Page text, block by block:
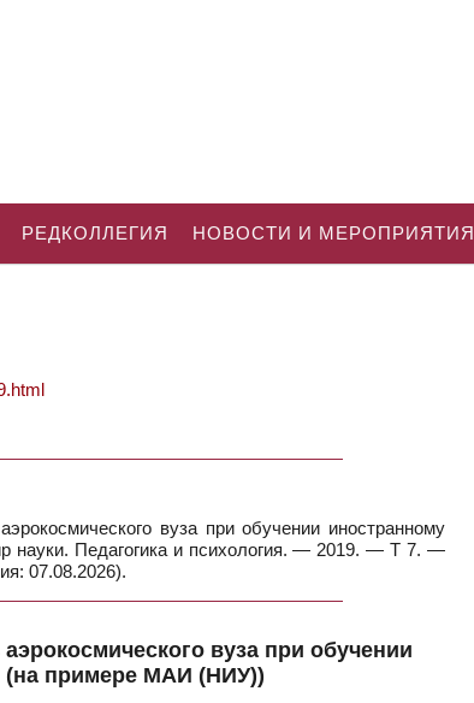
РЕДКОЛЛЕГИЯ НОВОСТИ И МЕРОПРИЯТИЯ
вуза при обучении иностранному
Педагогика и психология. — 2019. — Т 7. —
07.08.2026).
вуза при обучении
(на примере МАИ (НИУ))